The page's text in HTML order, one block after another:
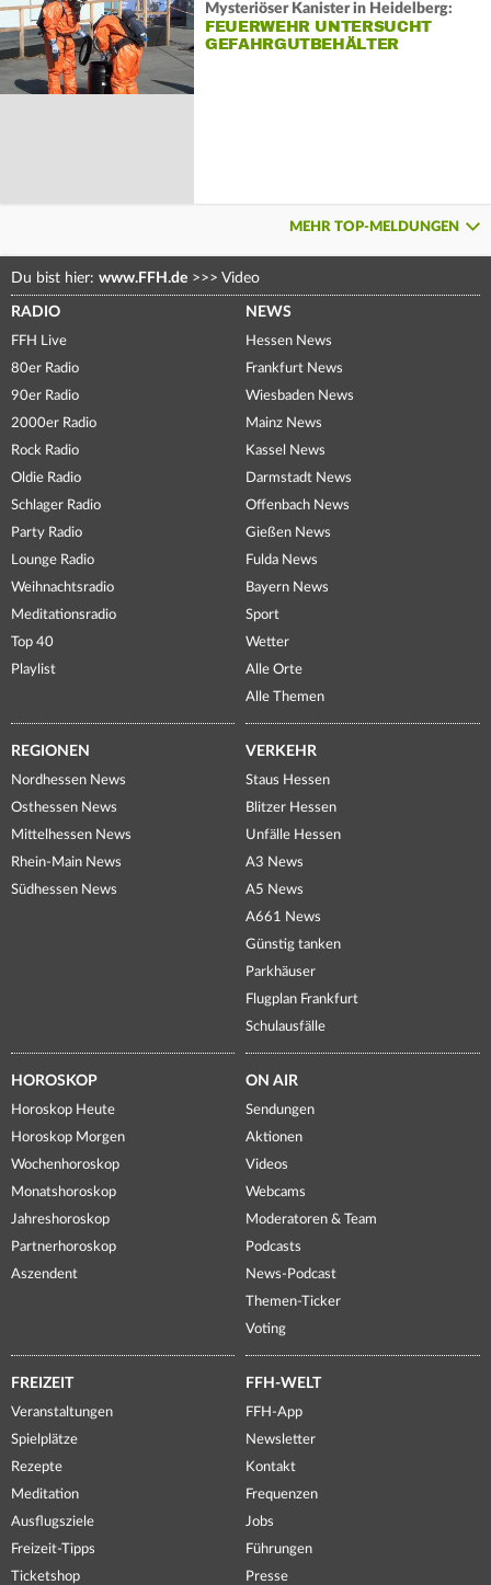
Mysteriöser Kanister in Heidelberg:
FEUERWEHR UNTERSUCHT
GEFAHRGUTBEHÄLTER
MEHR TOP-MELDUNGEN
Du bist hier: www.FFH.de >>> Video
RADIO
FFH Live
80er Radio
90er Radio
2000er Radio
Rock Radio
Oldie Radio
Schlager Radio
Party Radio
Lounge Radio
Weihnachtsradio
Meditationsradio
Top 40
Playlist
NEWS
Hessen News
Frankfurt News
Wiesbaden News
Mainz News
Kassel News
Darmstadt News
Offenbach News
Gießen News
Fulda News
Bayern News
Sport
Wetter
Alle Orte
Alle Themen
REGIONEN
Nordhessen News
Osthessen News
Mittelhessen News
Rhein-Main News
Südhessen News
VERKEHR
Staus Hessen
Blitzer Hessen
Unfälle Hessen
A3 News
A5 News
A661 News
Günstig tanken
Parkhäuser
Flugplan Frankfurt
Schulausfälle
HOROSKOP
Horoskop Heute
Horoskop Morgen
Wochenhoroskop
Monatshoroskop
Jahreshoroskop
Partnerhoroskop
Aszendent
ON AIR
Sendungen
Aktionen
Videos
Webcams
Moderatoren & Team
Podcasts
News-Podcast
Themen-Ticker
Voting
FREIZEIT
Veranstaltungen
Spielplätze
Rezepte
Meditation
Ausflugsziele
Freizeit-Tipps
Ticketshop
FFH-WELT
FFH-App
Newsletter
Kontakt
Frequenzen
Jobs
Führungen
Presse